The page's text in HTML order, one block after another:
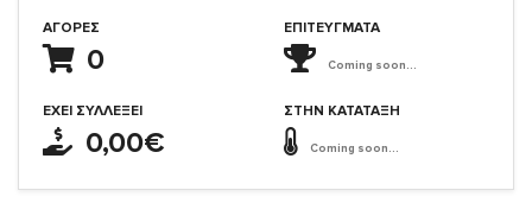
ΑΓΟΡΈΣ
0
ΈΧΕΙ ΣΥΛΛΈΞΕΙ
0,00€
ΕΠΙΤΕΎΓΜΑΤΑ
Coming soon...
ΣΤΗΝ ΚΑΤΆΤΑΞΗ
Coming soon...